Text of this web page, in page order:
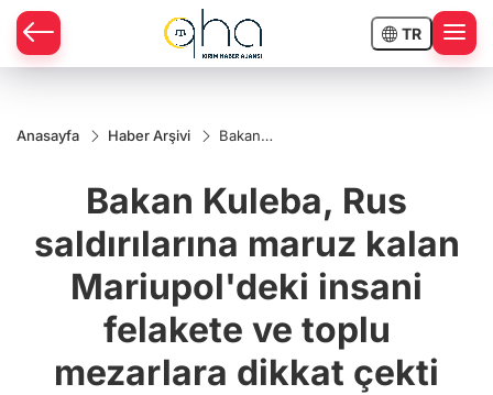
TR
Anasayfa Haber Arşivi
Bakan
maruz kalan
Mariupol'deki
felakete ve
toplu
mezarlara
dikkat çekti
Bakan Kuleba, Rus
saldırılarına maruz kalan
Mariupol'deki insani
felakete ve toplu
mezarlara dikkat çekti